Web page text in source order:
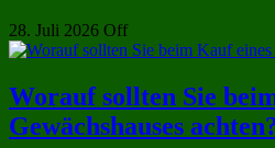
28. Juli 2026 Off
Worauf sollten Sie
Gewächshauses